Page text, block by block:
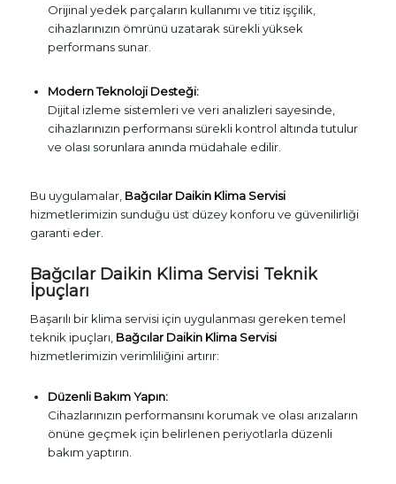
Orijinal yedek parçaların kullanımı ve titiz işçilik,
cihazlarınızın ömrünü uzatarak sürekli yüksek
performans sunar.
Modern Teknoloji Desteği:
Dijital izleme sistemleri ve veri analizleri sayesinde,
cihazlarınızın performansı sürekli kontrol altında tutulur
ve olası sorunlara anında müdahale edilir.
Bu uygulamalar, Bağcılar Daikin Klima Servisi
hizmetlerimizin sunduğu üst düzey konforu ve güvenilirliği
garanti eder.
Bağcılar Daikin Klima Servisi Teknik
İpuçları
Başarılı bir klima servisi için uygulanması gereken temel
teknik ipuçları, Bağcılar Daikin Klima Servisi
hizmetlerimizin verimliliğini artırır:
Düzenli Bakım Yapın:
Cihazlarınızın performansını korumak ve olası arızaların
önüne geçmek için belirlenen periyotlarla düzenli
bakım yaptırın.